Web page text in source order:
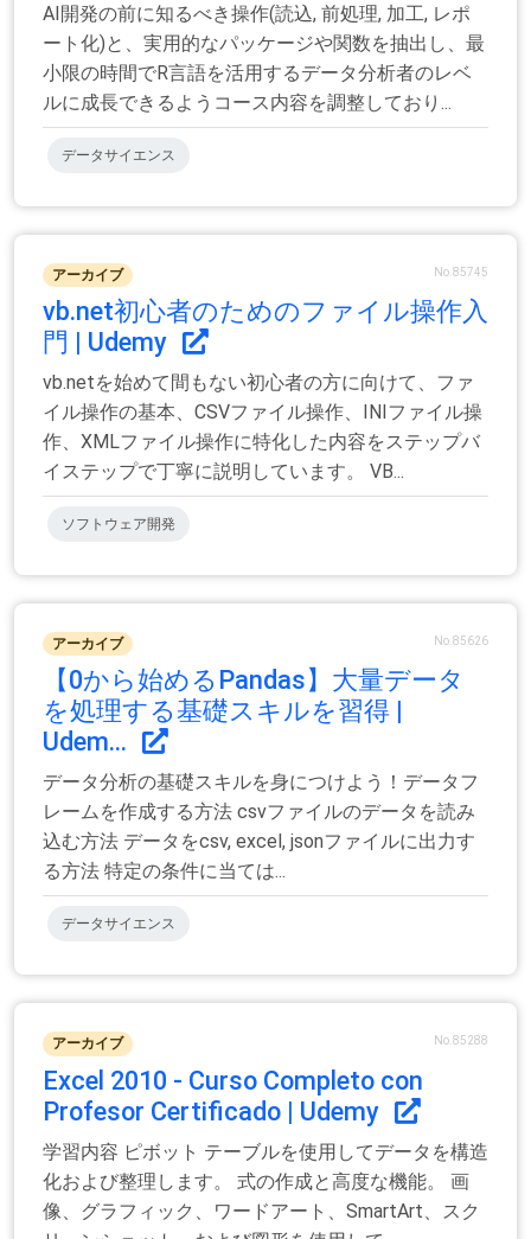
AI開発の前に知るべき操作(読込, 前処理, 加工, レポ
ート化)と、実用的なパッケージや関数を抽出し、最
小限の時間でR言語を活用するデータ分析者のレベ
ルに成長できるようコース内容を調整しており...
データサイエンス
アーカイブ No.85745
vb.net初心者のためのファイル操作入
門 | Udemy
vb.netを始めて間もない初心者の方に向けて、ファ
イル操作の基本、CSVファイル操作、INIファイル操
作、XMLファイル操作に特化した内容をステップバ
イステップで丁寧に説明しています。 VB...
ソフトウェア開発
アーカイブ No.85626
【0から始めるPandas】大量データ
を処理する基礎スキルを習得 |
Udem...
データ分析の基礎スキルを身につけよう！データフ
レームを作成する方法 csvファイルのデータを読み
込む方法 データをcsv, excel, jsonファイルに出力す
る方法 特定の条件に当ては...
データサイエンス
アーカイブ No.85288
Excel 2010 - Curso Completo con
Profesor Certificado | Udemy
学習内容 ピボット テーブルを使用してデータを構造
化および整理します。 式の作成と高度な機能。 画
像、グラフィック、ワードアート、SmartArt、スク